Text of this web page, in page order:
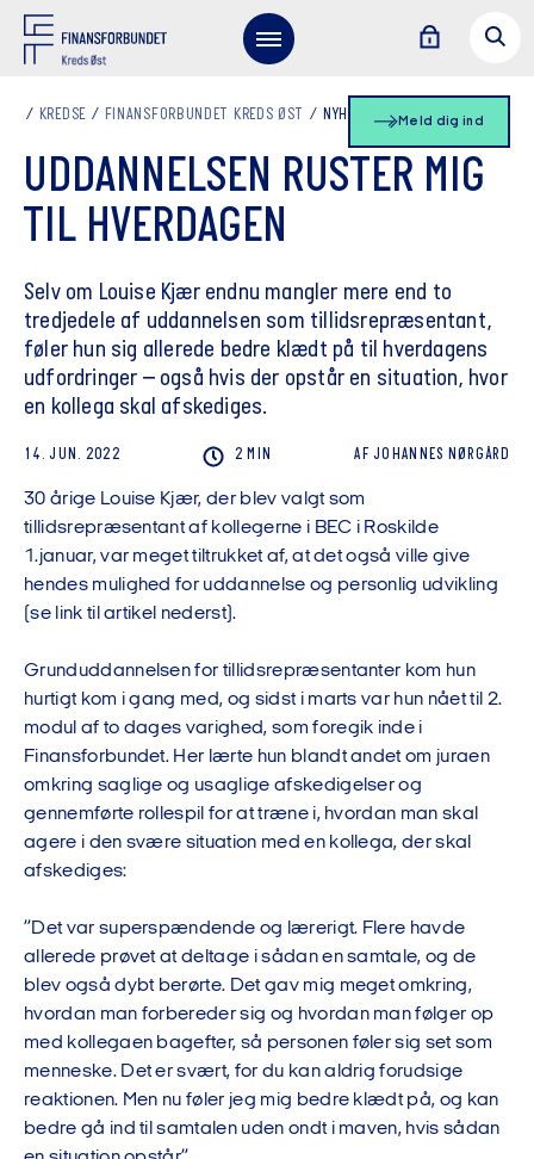
Meld dig ind
KREDSE FINANSFORBUNDET KREDS ØST NYHEDSLISTE
UDDANNELSEN RUSTER MIG
TIL HVERDAGEN
Selv om Louise Kjær endnu mangler mere end to
tredjedele af uddannelsen som tillidsrepræsentant,
føler hun sig allerede bedre klædt på til hverdagens
udfordringer – også hvis der opstår en situation, hvor
en kollega skal afskediges.
14. JUN. 2022 2 MIN AFJOHANNES NØRGÅRD
30 årige Louise Kjær, der blev valgt som
tillidsrepræsentant af kollegerne i BEC i Roskilde
1.januar, var meget tiltrukket af, at det også ville give
hendes mulighed for uddannelse og personlig udvikling
(se link til artikel nederst).
Grunduddannelsen for tillidsrepræsentanter kom hun
hurtigt kom i gang med, og sidst i marts var hun nået til 2.
modul af to dages varighed, som foregik inde i
Finansforbundet. Her lærte hun blandt andet om juraen
omkring saglige og usaglige afskedigelser og
gennemførte rollespil for at træne i, hvordan man skal
agere i den svære situation med en kollega, der skal
afskediges:
”Det var superspændende og lærerigt. Flere havde
allerede prøvet at deltage i sådan en samtale, og de
blev også dybt berørte. Det gav mig meget omkring,
hvordan man forbereder sig og hvordan man følger op
med kollegaen bagefter, så personen føler sig set som
menneske. Det er svært, for du kan aldrig forudsige
reaktionen. Men nu føler jeg mig bedre klædt på, og kan
bedre gå ind til samtalen uden ondt i maven, hvis sådan